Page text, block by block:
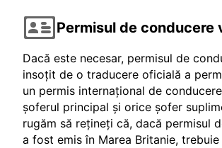
Permisul de conducere
Dacă este necesar, permisul de
insoțit de o traducere oficială a
un permis internațional de
șoferul principal și orice șofer
rugăm să rețineți că, dacă permisul
a fost emis în Marea Britanie,